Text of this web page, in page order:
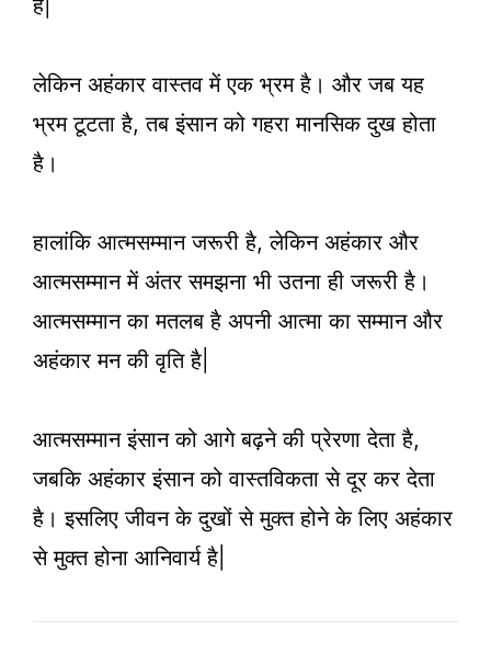
है|
लेकिन अहंकार वास्तव में एक भ्रम है। और जब यह
भ्रम टूटता है, तब इंसान को गहरा मानसिक दुख होता
है।
हालांकि आत्मसम्मान जरूरी है, लेकिन अहंकार और
आत्मसम्मान में अंतर समझना भी उतना ही जरूरी है।
आत्मसम्मान का मतलब है अपनी आत्मा का सम्मान और
अहंकार मन की वृति है|
आत्मसम्मान इंसान को आगे बढ़ने की प्रेरणा देता है,
जबकि अहंकार इंसान को वास्तविकता से दूर कर देता
है। इसलिए जीवन के दुखों से मुक्त होने के लिए अहंकार
से मुक्त होना आनिवार्य है|